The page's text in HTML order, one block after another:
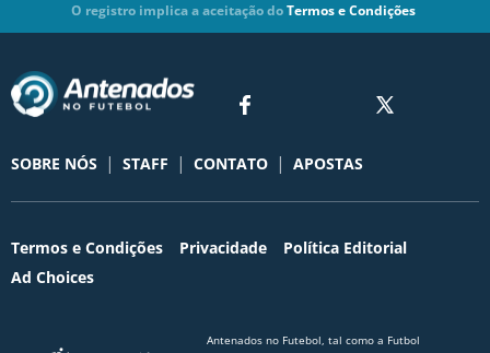
O registro implica a aceitação doTermos e Condições
SOBRE NÓS | STAFF | CONTATO | APOSTAS
Termos e Condições Privacidade
Política Editorial
Ad Choices
Antenados no Futebol, tal como a Futbol